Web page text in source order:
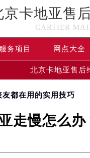
京卡地亚售
CARTIER
服务项目 网点大全
北京卡地亚售后
都在用的实用技巧
走慢怎么